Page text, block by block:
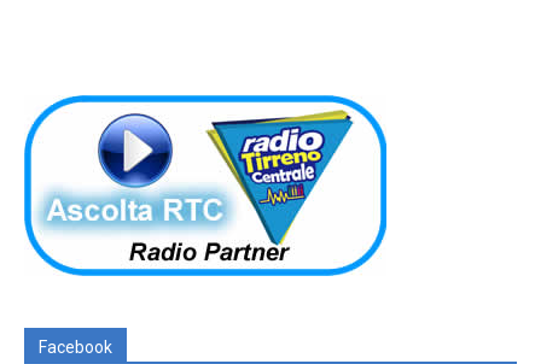
Facebook